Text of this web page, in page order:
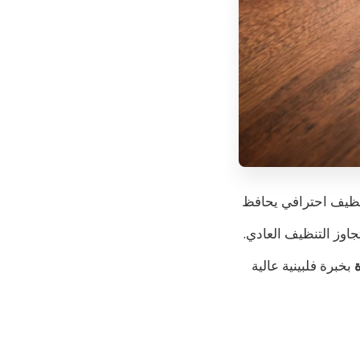
احترافي يحافظ
التنظيف العادي.
بخبرة فلبينية عالية